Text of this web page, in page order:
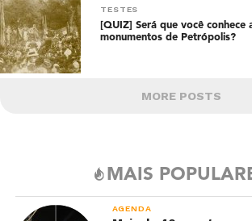
TESTES
[QUIZ] Será que você conhece
monumentos de Petrópolis?
MORE POSTS
MAIS
AGENDA